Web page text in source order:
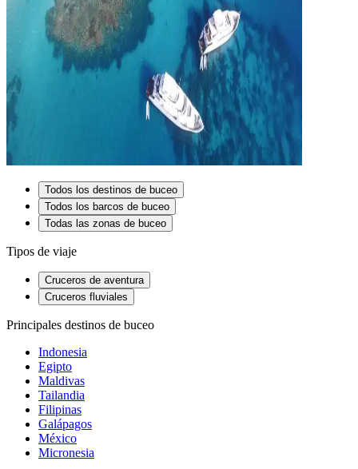
Todos los destinos de buceo
Todos los barcos de buceo
Todas las zonas de buceo
Tipos de viaje
Cruceros de aventura
Cruceros fluviales
Principales destinos de buceo
Indonesia
Egipto
Maldivas
Tailandia
Filipinas
Galápagos
México
Micronesia